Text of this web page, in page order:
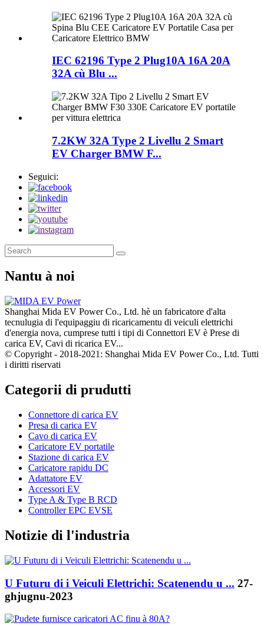
IEC 62196 Type 2 Plug10A 16A 20A
32A cù Blu ...
7.2KW 32A Type 2 Livellu 2 Smart
EV Charger BMW F...
Seguici:
Nantu à noi
Shanghai Mida EV Power Co., Ltd. hè un fabricatore d'alta
tecnulugia di l'equipaggiu di ricaricamentu di veiculi elettrichi
d'energia nova, cumprese tutti i tipi di Connettori EV è Prese di
carica EV, Cavi di ricarica EV...
© Copyright - 2018-2021: Shanghai Mida EV Power Co., Ltd. Tutti
i diritti riservati
Categorii di prudutti
Connettore di carica EV
Presa di carica EV
Cavo di carica EV
Caricatore EV portatile
Stazione di carica EV
Caricatore rapidu DC
Adattatore EV
Accessori EV
Type A & Type B RCD
Controller EPC EVSE
Notizie di l'industria
U Futuru di i Veiculi Elettrichi: Scatenendu u ... 27-
ghjugnu-2023